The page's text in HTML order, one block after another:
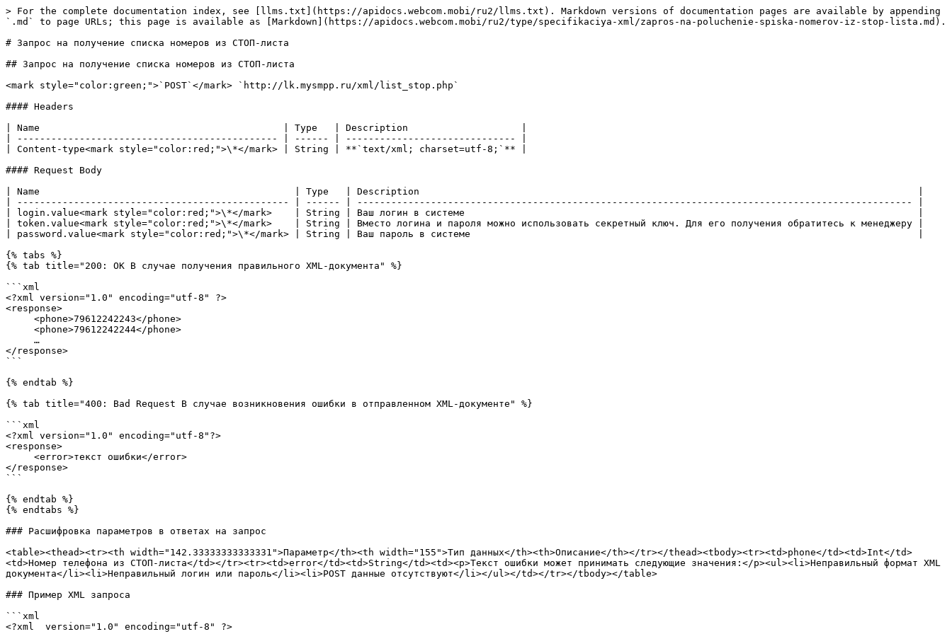
> For the complete documentation index, see [llms.txt](https://apidocs.webcom.mobi/ru2/llms.txt). Markdown versions of documentation pages are available by appending
`.md` to page URLs; this page is available as [Markdown](https://apidocs.webcom.mobi/ru2/type/specifikaciya-xml/zapros-na-poluchenie-spiska-nomerov-iz-stop-lista.md).
# Запрос на получение списка номеров из СТОП-листа
## Запрос на получение списка номеров из СТОП-листа
<mark style="color:green;">`POST`</mark> `http://lk.mysmpp.ru/xml/list_stop.php`
#### Headers
| Name                                           | Type   | Description                    |
| ---------------------------------------------- | ------ | ------------------------------ |
| Content-type<mark style="color:red;">\*</mark> | String | **`text/xml; charset=utf-8;`** |
#### Request Body
| Name                                             | Type   | Description                                                                                        |
| ------------------------------------------------ | ------ | -------------------------------------------------------------------------------------------------- |
| login.value<mark style="color:red;">\*</mark>    | String | Ваш логин в системе                                                                                |
| token.value<mark style="color:red;">\*</mark>    | String | Вместо логина и пароля можно использовать секретный ключ. Для его получения обратитесь к менеджеру |
| password.value<mark style="color:red;">\*</mark> | String | Ваш пароль в системе                                                                               |
{% tabs %}
{% tab title="200: OK В случае получения правильного XML-документа" %}
```xml
<?xml version="1.0" encoding="utf-8" ?>
<response>
</response>
```
{% endtab %}
{% tab title="400: Bad Request В случае возникновения ошибки в отправленном XML-документе" %}
```xml
<?xml version="1.0" encoding="utf-8"?>
<response>
</response>
```
{% endtab %}
{% endtabs %}
### Расшифровка параметров в ответах на запрос
<table><thead><tr><th width="142.33333333333331">Параметр</th><th width="155">Тип данных</th><th>Описание</th></tr></thead><tbody><tr><td>phone</td><td>Int</td>
<td>Номер телефона из СТОП-листа</td></tr><tr><td>error</td><td>String</td><td><p>Текст ошибки может принимать следующие значения:</p><ul><li>Неправильный формат XML
документа</li><li>Неправильный логин или пароль</li><li>POST данные отсутствуют</li></ul></td></tr></tbody></table>
### Пример XML запроса
```xml
<?xml  version="1.0" encoding="utf-8" ?>